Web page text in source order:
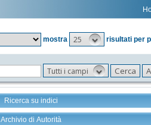
mostra
25 risultati per
Tutti i campi
Ricerca su indici
Archivio di Autorità